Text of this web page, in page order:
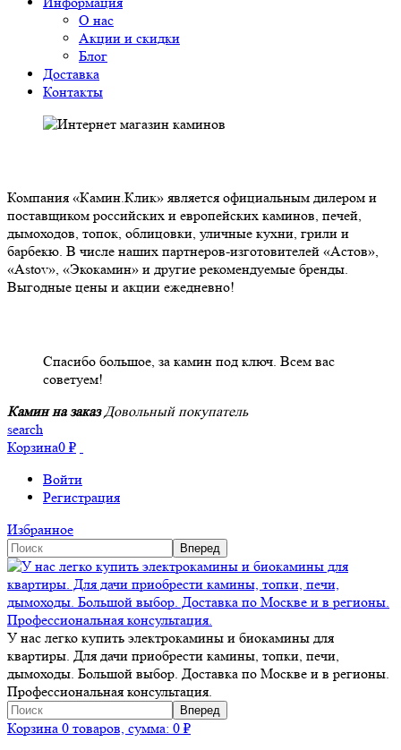
О нас
Акции и скидки
Блог
Доставка
Контакты
Компания «Камин.Клик» является официальным дилером и
поставщиком российских и европейских каминов, печей,
дымоходов, топок, облицовки, уличные кухни, грили и
барбекю. В числе наших партнеров-изготовителей «Астов»,
«Astov», «Экокамин» и другие рекомендуемые бренды.
Выгодные цены и акции ежедневно!
Спасибо большое, за камин под ключ. Всем вас
советуем!
Камин на заказ Довольный покупатель
search
Корзина0 ₽
Войти
Регистрация
Избранное
У нас легко купить электрокамины и биокамины для
квартиры. Для дачи приобрести камины, топки, печи,
дымоходы. Большой выбор. Доставка по Москве и в регионы.
Профессиональная консультация.
Корзина 0 товаров, сумма: 0 ₽